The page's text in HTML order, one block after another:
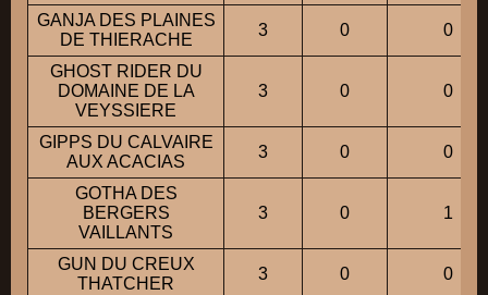
GANJA DES PLAINES
DE THIERACHE
3 0 0
GHOST RIDER DU
DOMAINE DE LA
VEYSSIERE
3 0 0
GIPPS DU CALVAIRE
AUX ACACIAS
3 0 0
GOTHA DES
BERGERS
VAILLANTS
3 0 1
GUN DU CREUX
THATCHER
3 0 0